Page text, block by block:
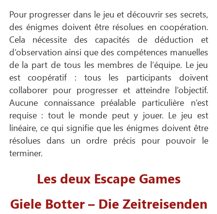
Pour progresser dans le jeu et découvrir ses secrets,
des énigmes doivent être résolues en coopération.
Cela nécessite des capacités de déduction et
d’observation ainsi que des compétences manuelles
de la part de tous les membres de l’équipe. Le jeu
est coopératif : tous les participants doivent
collaborer pour progresser et atteindre l’objectif.
Aucune connaissance préalable particulière n’est
requise : tout le monde peut y jouer. Le jeu est
linéaire, ce qui signifie que les énigmes doivent être
résolues dans un ordre précis pour pouvoir le
terminer.
Les deux Escape Games
Giele Botter – Die Zeitreisenden